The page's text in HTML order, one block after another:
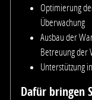
Optimierung
Überwachung
Ausbau der
Betreuung der
Unterstützung
Dafür bringen